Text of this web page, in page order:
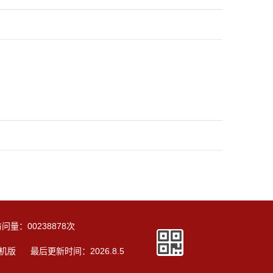
量： 00238878次
版 最后更新时间： 2026 8 5